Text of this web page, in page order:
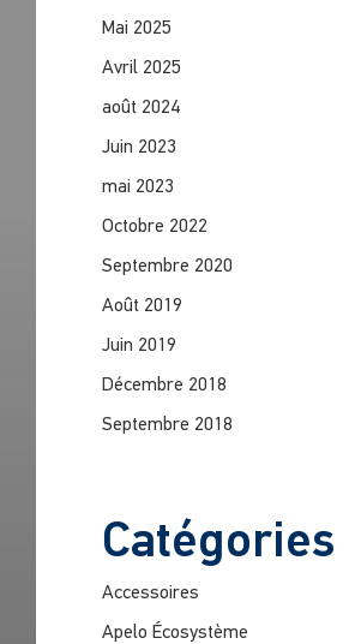
Mai 2025
Avril 2025
août 2024
Juin 2023
mai 2023
Octobre 2022
Septembre 2020
Août 2019
Juin 2019
Décembre 2018
Septembre 2018
Catégories
Accessoires
Apelo Écosystème